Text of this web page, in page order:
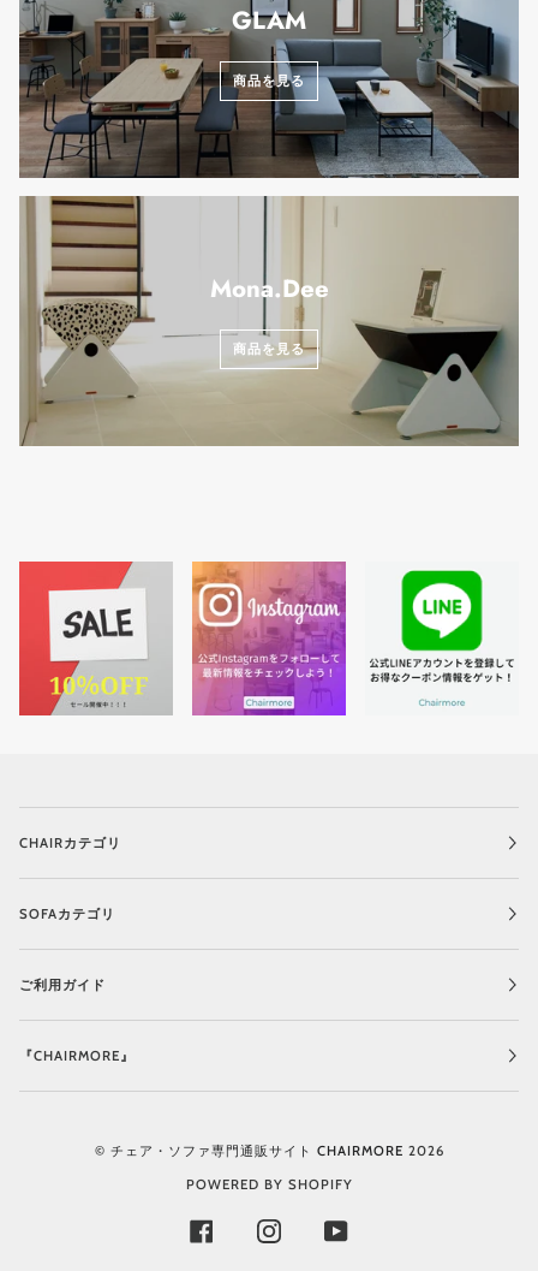
GLAM
商品を見る
Mona.Dee
商品を見る
CHAIRカテゴリ
SOFAカテゴリ
ご利用ガイド
『CHAIRMORE』
© チェア・ソファ専門通販サイト CHAIRMORE 2026
POWERED BY SHOPIFY
FACEBOOKINSTAGRAM